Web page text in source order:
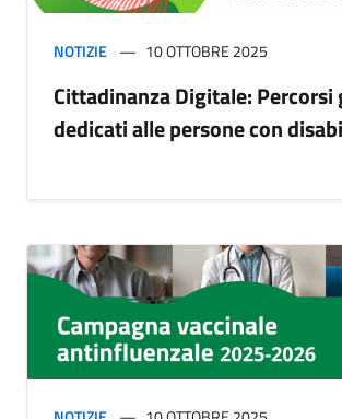
NOTIZIE 10 OTTOBRE 2025
Cittadinanza Digitale:
dedicati alle persone con